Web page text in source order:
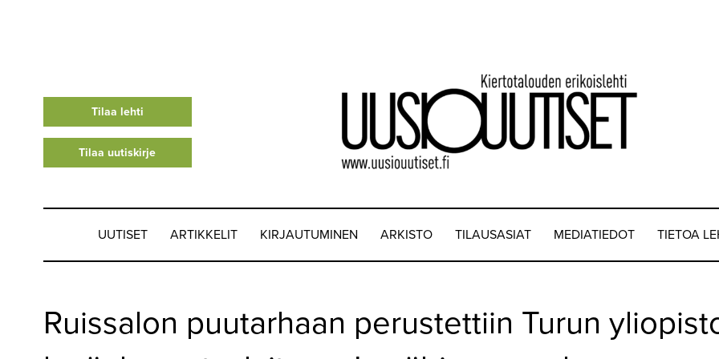
Tilaa lehti
Tilaa uutiskirje
UUTISET ARTIKKELIT KIRJAUTUMINEN ARKISTO TILAUSASIAT MEDIATIEDOT TIETOA
ARTIKKELIT
Ruissalon puutarhaan perustettiin Turun